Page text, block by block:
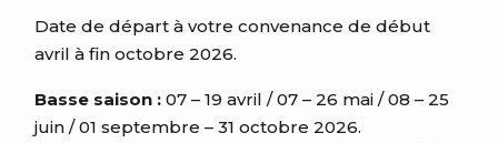
Date de départ à votre convenance de début
avril à fin octobre 2026.
Basse saison : 07 – 19 avril / 07 – 26 mai / 08 – 25
juin / 01 septembre – 31 octobre 2026.